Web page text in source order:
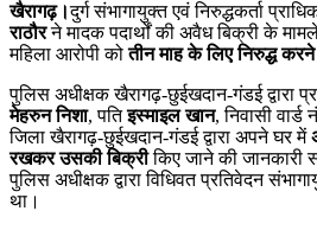
खैरागढ़।दुर्ग संभागायुक्त एवं निरुद्धकर्ता
राठौरने मादक पदार्थों की अवैध बिक्री के
महिला आरोपी कोतीन माह के लिए निरुद्ध
पुलिस अधीक्षक खैरागढ़-छुईखदान-गंडई द्वारा
मेहरुन निशा, पतिइस्माइल खान, निवासी वार्ड
जिला खैरागढ़-छुईखदान-गंडई द्वारा अपने घर में
रखकर उसकी बिक्रीकिए जाने की
पुलिस अधीक्षक द्वारा विधिवत प्रतिवेदन
था।